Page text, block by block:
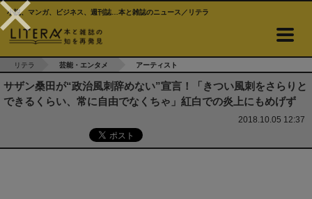
小説、マンガ、ビジネス、週刊誌…本と雑誌のニュース／リテラ
リテラ 芸能・エンタメ アーティスト
サザン桑田が“政治風刺辞めない”宣言！「きつい風刺をさらりと
できるくらい、常に自由でなくちゃ」紅白での炎上にもめげず
2018.10.05 12:37